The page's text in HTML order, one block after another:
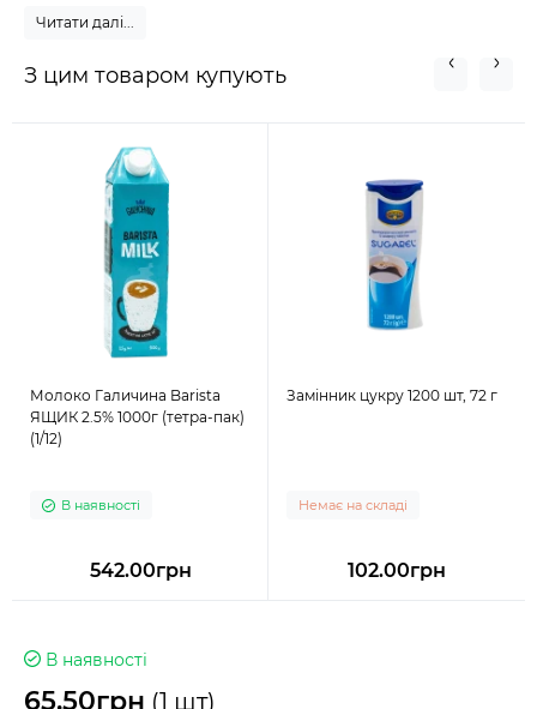
Читати далі...
З цим товаром купують
Молоко Галичина Barista
ЯЩИК 2.5% 1000г (тетра-пак)
(1/12)
В наявності
542.00грн
Замінник цукру 1200 шт, 72 г
Немає на складі
102.00грн
В наявності
65.50грн (1 шт)